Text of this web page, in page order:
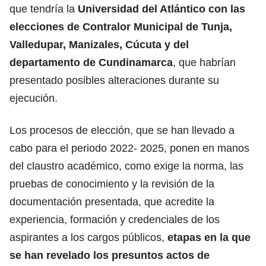
que tendría la Universidad del Atlántico con las
elecciones de Contralor Municipal de Tunja,
Valledupar, Manizales, Cúcuta y del
departamento de Cundinamarca, que habrían
presentado posibles alteraciones durante su
ejecución.
Los procesos de elección, que se han llevado a
cabo para el periodo 2022- 2025, ponen en manos
del claustro académico, como exige la norma, las
pruebas de conocimiento y la revisión de la
documentación presentada, que acredite la
experiencia, formación y credenciales de los
aspirantes a los cargos públicos, etapas en la que
se han revelado los presuntos actos de